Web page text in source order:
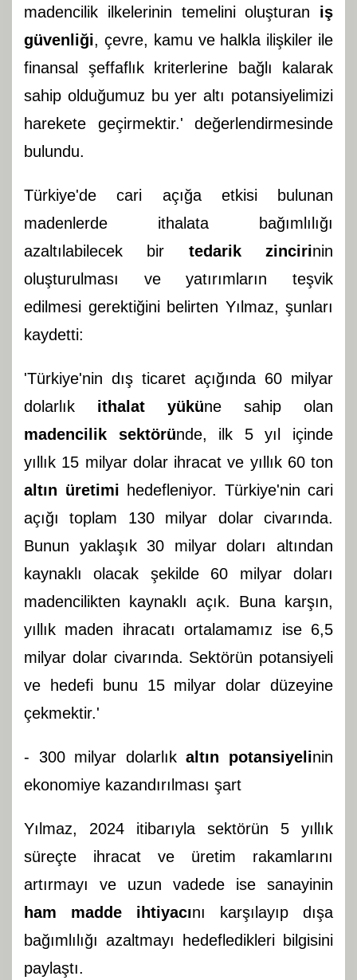
madencilik ilkelerinin temelini oluşturan iş
güvenliği, çevre, kamu ve halkla ilişkiler ile
finansal şeffaflık kriterlerine bağlı kalarak
sahip olduğumuz bu yer altı potansiyelimizi
harekete geçirmektir.' değerlendirmesinde
bulundu.
Türkiye'de cari açığa etkisi bulunan
madenlerde ithalata bağımlılığı
azaltılabilecek bir tedarik zincirinin
oluşturulması ve yatırımların teşvik
edilmesi gerektiğini belirten Yılmaz, şunları
kaydetti:
'Türkiye'nin dış ticaret açığında 60 milyar
dolarlık ithalat yüküne sahip olan
madencilik sektöründe, ilk 5 yıl içinde
yıllık 15 milyar dolar ihracat ve yıllık 60 ton
altın üretimi hedefleniyor. Türkiye'nin cari
açığı toplam 130 milyar dolar civarında.
Bunun yaklaşık 30 milyar doları altından
kaynaklı olacak şekilde 60 milyar doları
madencilikten kaynaklı açık. Buna karşın,
yıllık maden ihracatı ortalamamız ise 6,5
milyar dolar civarında. Sektörün potansiyeli
ve hedefi bunu 15 milyar dolar düzeyine
çekmektir.'
- 300 milyar dolarlıkaltın potansiyelinin
ekonomiye kazandırılması şart
Yılmaz, 2024 itibarıyla sektörün 5 yıllık
süreçte ihracat ve üretim rakamlarını
artırmayı ve uzun vadede ise sanayinin
ham madde ihtiyacını karşılayıp dışa
bağımlılığı azaltmayı hedefledikleri bilgisini
paylaştı.